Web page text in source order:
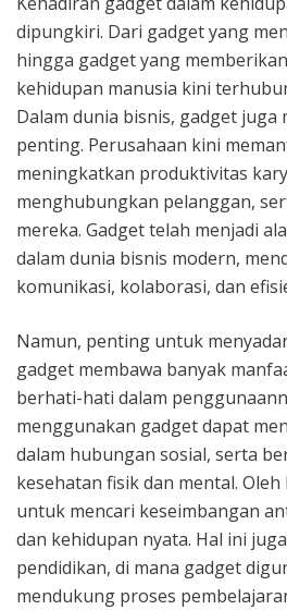
dipungkiri. Dari gadget yang
hingga gadget yang
kehidupan manusia kini
Dalam dunia bisnis, gadget juga
penting. Perusahaan kini
meningkatkan produktivitas
menghubungkan pelanggan,
mereka. Gadget telah menjadi
dalam dunia bisnis modern,
komunikasi, kolaborasi, dan
Namun, penting untuk
gadget membawa banyak
berhati-hati dalam
menggunakan gadget dapat
dalam hubungan sosial, serta
kesehatan fisik dan mental.
untuk mencari keseimbangan
dan kehidupan nyata. Hal ini
pendidikan, di mana gadget
mendukung proses